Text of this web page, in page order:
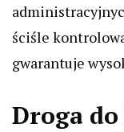
ściśle
gwarantuje
Droga